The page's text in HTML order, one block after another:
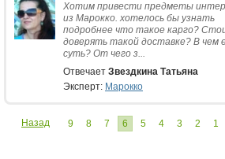
Хотим привести предметы
из Марокко. хотелось бы узнать
подробнее что такое карго?
доверять такой доставке? В чем
суть? От чего з...
Отвечает Звездкина Татьяна
Эксперт: Марокко
Назад 9 8 7 6 5 4 3 2 1